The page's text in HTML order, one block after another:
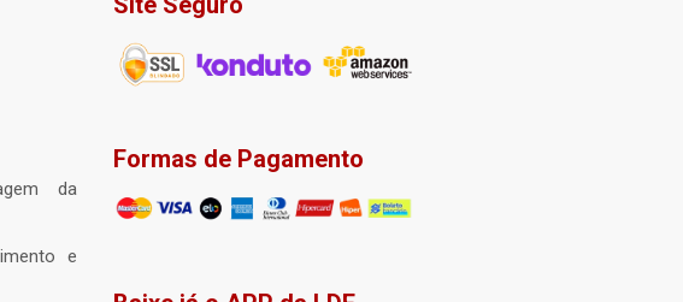
da
e
Formas de Pagamento